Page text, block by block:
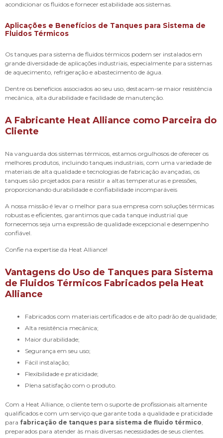
acondicionar os fluidos e fornecer estabilidade aos sistemas.
Aplicações e Benefícios de Tanques para Sistema de
Fluidos Térmicos
Os tanques para sistema de fluidos térmicos podem ser instalados em
grande diversidade de aplicações industriais, especialmente para sistemas
de aquecimento, refrigeração e abastecimento de água.
Dentre os benefícios associados ao seu uso, destacam-se maior resistência
mecânica, alta durabilidade e facilidade de manutenção.
A Fabricante Heat Alliance como Parceira do
Cliente
Na vanguarda dos sistemas térmicos, estamos orgulhosos de oferecer os
melhores produtos, incluindo tanques industriais, com uma variedade de
materiais de alta qualidade e tecnologias de fabricação avançadas, os
tanques são projetados para resistir a altas temperaturas e pressões,
proporcionando durabilidade e confiabilidade incomparáveis
A nossa missão é levar o melhor para sua empresa com soluções térmicas
robustas e eficientes, garantimos que cada tanque industrial que
fornecemos seja uma expressão de qualidade excepcional e desempenho
confiável.
Confie na expertise da Heat Alliance!
Vantagens do Uso de Tanques para Sistema
de Fluidos Térmicos Fabricados pela Heat
Alliance
Fabricados com materiais certificados e de alto padrão de qualidade;
Alta resistência mecânica;
Maior durabilidade;
Segurança em seu uso;
Fácil instalação;
Flexibilidade e praticidade;
Plena satisfação com o produto.
Com a Heat Alliance, o cliente tem o suporte de profissionais altamente
qualificados e com um serviço que garante toda a qualidade e praticidade
para fabricação de tanques para sistema de fluido térmico,
preparados para atender às mais diversas necessidades de seus clientes.